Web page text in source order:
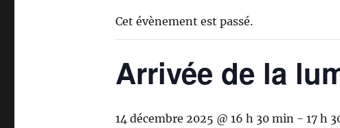
Cet évènement est passé.
Arrivée de la
14 décembre 2025 @ 16 h 30 min - 17 h